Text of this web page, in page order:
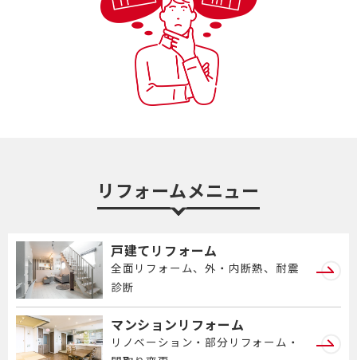
リフォームメニュー
戸建てリフォーム
全面リフォーム、外・内断熱、耐震
診断
マンションリフォーム
リノベーション・部分リフォーム・